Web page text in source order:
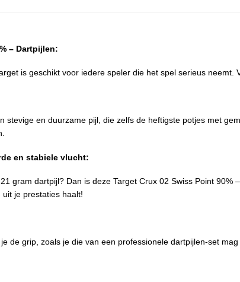
– Dartpijlen:
is geschikt voor iedere speler die het spel serieus
stevige en duurzame pijl, die zelfs de heftigste potjes met
en stabiele vlucht:
gram dartpijl? Dan is deze Target Crux 02 Swiss Point
je prestaties haalt!
de grip, zoals je die van een professionele dartpijlen-set